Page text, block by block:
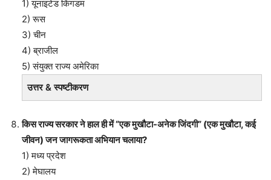
1) यूनाइटेड किंगडम
2) रूस
3) चीन
4) ब्राजील
5) संयुक्त राज्य अमेरिका
उत्तर & स्पष्टीकरण
किस राज्य सरकार ने हाल ही में “एक मुखौटा-अनेक जिंदगी” (एक मुखौटा, कई
जीवन) जन जागरूकता अभियान चलाया?
1) मध्य प्रदेश
2) मेघालय